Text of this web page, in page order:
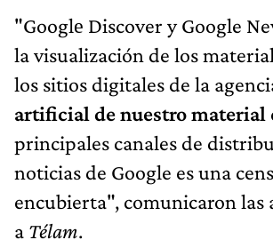
"Googlе Discover y Google
la visualización de los
los sitios digitales de la
artificial de nuestro material
principales canales de
noticias de Google es una
encubierta", comunicaron las
a Télam.